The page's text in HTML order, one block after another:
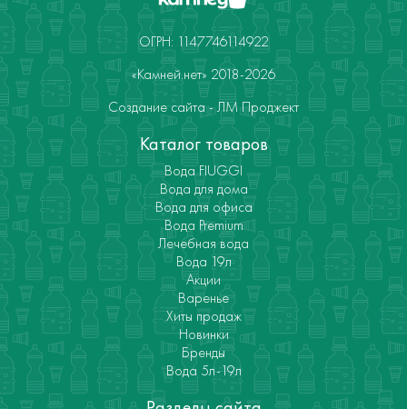
ОГРН: 1147746114922
«Камней.нет» 2018-2026
Создание сайта - ЛМ Проджект
Каталог товаров
Вода FIUGGI
Вода для дома
Вода для офиса
Вода Premium
Лечебная вода
Вода 19л
Акции
Варенье
Хиты продаж
Новинки
Бренды
Вода 5л-19л